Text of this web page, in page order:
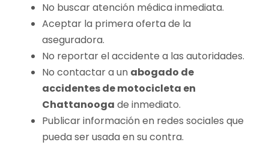
No buscar atención médica inmediata.
Aceptar la primera oferta de la
aseguradora.
No reportar el accidente a las autoridades.
No contactar a un abogado de
accidentes de motocicleta en
Chattanooga de inmediato.
Publicar información en redes sociales que
pueda ser usada en su contra.